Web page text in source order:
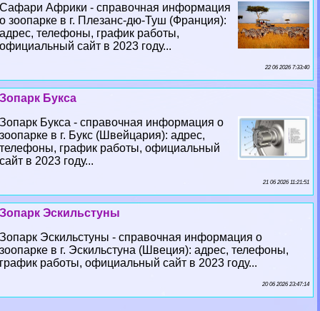
Сафари Африки - справочная информация
о зоопарке в г. Плезанс-дю-Туш (Франция):
адрес, телефоны, график работы,
официальный сайт в 2023 году...
22 06 2026 7:33:40
Зопарк Букса
Зопарк Букса - справочная информация о
зоопарке в г. Букс (Швейцария): адрес,
телефоны, график работы, официальный
сайт в 2023 году...
21 06 2026 11:21:51
Зопарк Эскильстуны
Зопарк Эскильстуны - справочная информация о
зоопарке в г. Эскильстуна (Швеция): адрес, телефоны,
график работы, официальный сайт в 2023 году...
20 06 2026 23:47:14